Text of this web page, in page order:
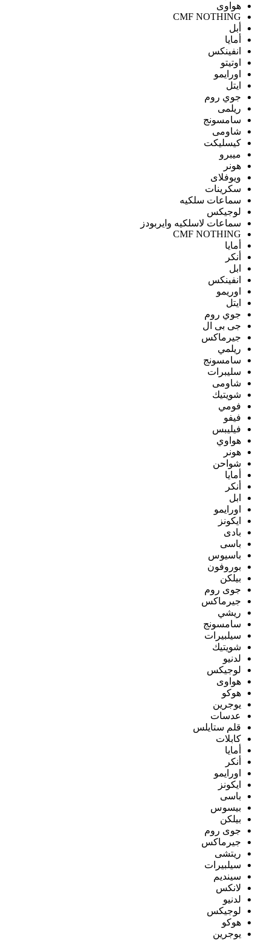
هواوى
CMF NOTHING
أبل
أمايا
انفينكس
اوتيتو
اورايمو
ايتل
جوي روم
ريلمى
سامسونج
شاومى
كيسليكت
ميبرو
هونر
ويوفلاى
سكرينات
سماعات سلكيه
لوجيكس
سماعات لاسلكيه وايربودز
CMF NOTHING
أمايا
أنكر
ابل
انفينكس
اوريمو
ايتل
جوي روم
جى بى ال
جيرماكس
ريلمي
سامسونج
سليبرات
شاومى
شويتيك
فومي
فيفو
فيليبس
هواوي
هونر
شواحن
أمايا
أنكر
ابل
اورايمو
ايكونز
بادى
باسى
باسيوس
بوروفون
بيلكن
جوى روم
جيرماكس
ريشي
سامسونج
سيلبيرات
شويتيك
لدنيو
لوجيكس
هواوى
هوكو
يوجرين
عدسات
قلم ستايلس
كابلات
أمايا
أنكر
اورايمو
ايكونز
باسى
بيسوس
بيلكن
جوى روم
جيرماكس
ريتشى
سيلبيرات
سينديم
لانكس
لدنيو
لوجيكس
هوكو
يوجرين